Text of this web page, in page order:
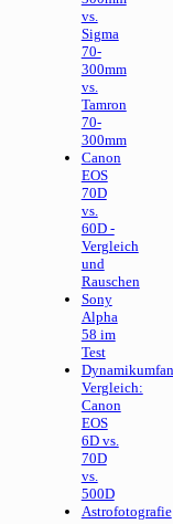
vs.
Sigma
70-
300mm
vs.
Tamron
70-
300mm
Canon
EOS
70D
vs.
60D -
Vergleich
und
Rauschen
Sony
Alpha
58 im
Test
Vergleich:
Canon
EOS
6D vs.
70D
vs.
500D
Astrofotografie